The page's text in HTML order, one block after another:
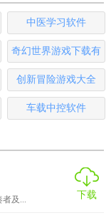
中医学习软件
奇幻世界游戏下载有
哪些
创新冒险游戏大全
车载中控软件
及...
下载